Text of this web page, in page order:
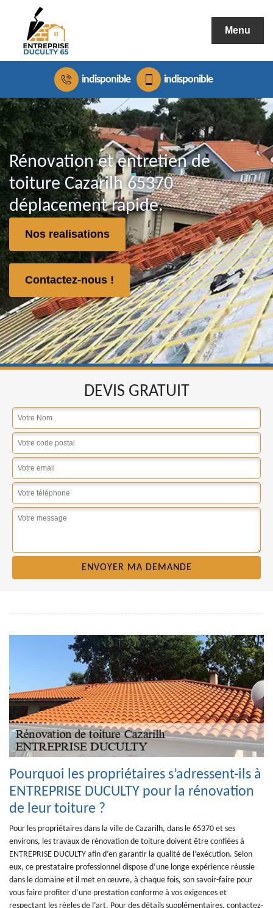
Menu
indisponible indisponible
Rénovation et entretien de
toiture Cazarilh 65370
déplacement rapide.
Nos realisations
Contactez-nous !
DEVIS GRATUIT
Pourquoi les propriétaires s’adressent-ils à
ENTREPRISE DUCULTY pour la rénovation
de leur toiture ?
Pour les propriétaires dans la ville de Cazarilh, dans le 65370 et ses
environs, les travaux de rénovation de toiture doivent être confiées à
ENTREPRISE DUCULTY afin d’en garantir la qualité de l’exécution. Selon
eux, ce prestataire professionnel dispose d’une longe expérience réussie
dans le domaine et il met en œuvre, à chaque fois, son savoir-faire pour
vous faire profiter d’une prestation conforme à vos exigences et
respectant les règles de l’art. Pour des détails supplémentaires, contactez-